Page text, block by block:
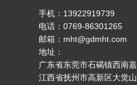
手机：13922919739
电话：0769-86301265
邮箱：mht@gdmht.com
地址：
广东省东莞市石碣镇西南
江西省抚州市高新区大觉